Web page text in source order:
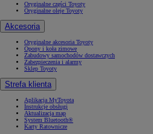
Oryginalne części Toyoty
Oryginalne oleje Toyoty
Akcesoria
Oryginalne akcesoria Toyoty
Opony i koła zimowe
Zabudowy samochodów dostawczych
Zabezpieczenia i alarmy
Sklep Toyoty
Strefa klienta
Aplikacja MyToyota
Instrukcje obsługi
Aktualizacja map
System Bluetooth®
Karty Ratownicze